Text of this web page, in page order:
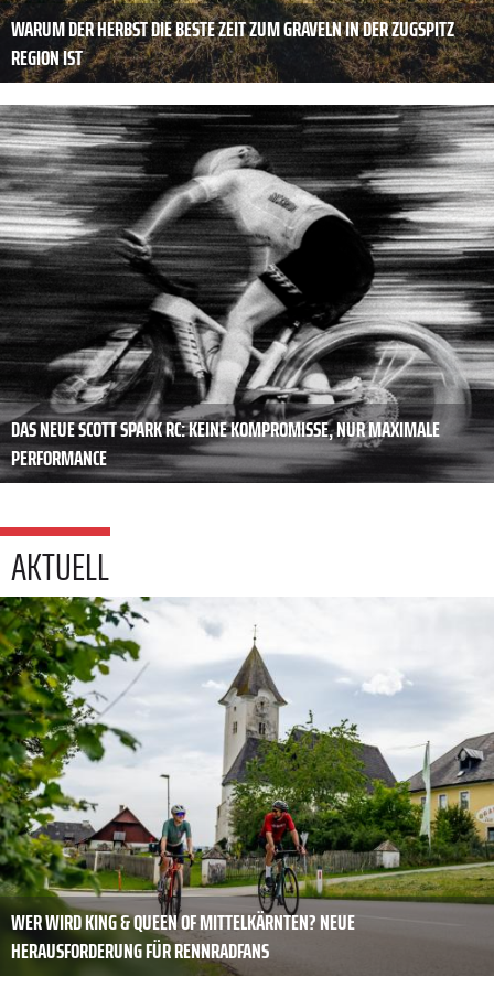
WARUM DER HERBST DIE BESTE ZEIT ZUM GRAVELN IN DER ZUGSPITZ
REGION IST
DAS NEUE SCOTT SPARK RC: KEINE KOMPROMISSE, NUR MAXIMALE
PERFORMANCE
AKTUELL
WER WIRD KING & QUEEN OF MITTELKÄRNTEN? NEUE
HERAUSFORDERUNG FÜR RENNRADFANS